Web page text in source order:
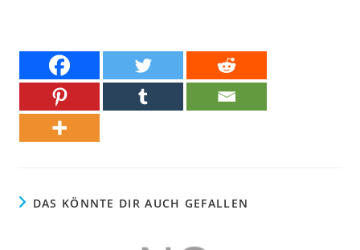
DAS KÖNNTE DIR AUCH GEFALLEN